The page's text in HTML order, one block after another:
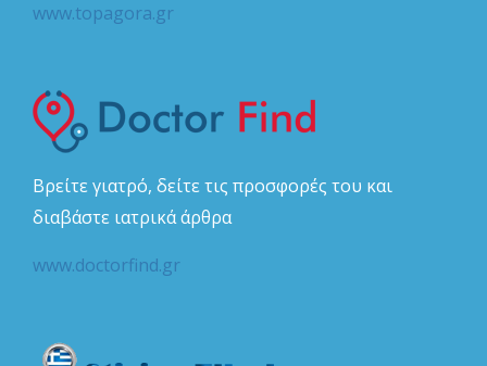
www.topagora.gr
Βρείτε γιατρό, δείτε τις προσφορές του και
διαβάστε ιατρικά άρθρα
www.doctorfind.gr